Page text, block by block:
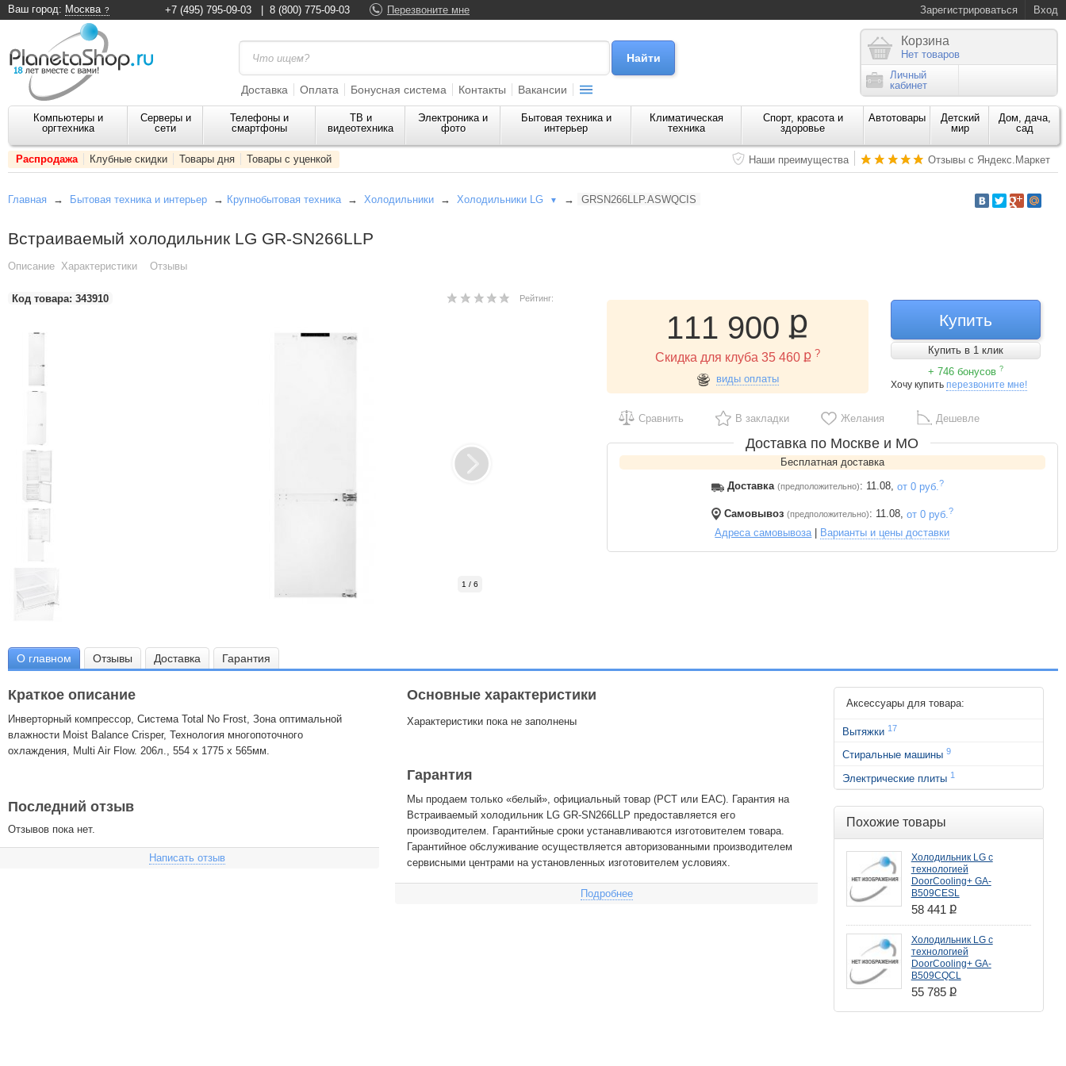
Ваш город: Москва Зарегистрироваться Вход
+7 (495) 795-09-03 8 (800) 775-09-03 Перезвоните мне
Доставка Оплата Бонусная система Контакты Вакансии
Корзина
Нет товаров
Личный
кабинет
Компьютеры и
оргтехника
Серверы и
сети
Телефоны и
смартфоны
ТВ и
видеотехника
Электроника и
фото
Бытовая техника и
интерьер
Климатическая
техника
Спорт, красота и
здоровье
Автотовары
Детский
мир
Дом, дача,
сад
Распродажа Клубные скидки Товары дня Товары с уценкой Наши преимущества Отзывы с Яндекс.Маркет
Главная → Бытовая техника и интерьер → Крупнобытовая техника→ Холодильники → Холодильники LG ▼ → GRSN266LLP.ASWQCIS
Встраиваемый холодильник LG GR-SN266LLP
Описание Характеристики Отзывы
Код товара: 343910 Рейтинг:
1 / 6
111 900ք
Скидка для клуба 35 460 ք ?
виды оплаты
Купить
Купить в 1 клик
+ 746 бонусов ?
Хочу купитьперезвоните мне!
Сравнить В закладки Желания Дешевле
Доставка по Москве и МО
Бесплатная доставка
Доставка (предположительно): 11.08, от 0 руб. ?
Самовывоз (предположительно): 11.08, от 0 руб. ?
Адреса самовывоза| Варианты и цены доставки
О главном Отзывы Доставка Гарантия
Краткое описание
Инверторный компрессор, Система Total No Frost, Зона оптимальной
влажности Moist Balance Crisper, Технология многопоточного
охлаждения, Multi Air Flow. 206л., 554 x 1775 x 565мм.
Последний отзыв
Отзывов пока нет.
Написать отзыв
Основные характеристики
Характеристики пока не заполнены
Гарантия
Мы продаем только «белый», официальный товар (РСТ или EAC). Гарантия на
Встраиваемый холодильник LG GR-SN266LLP предоставляется его
производителем. Гарантийные сроки устанавливаются изготовителем товара.
Гарантийное обслуживание осуществляется авторизованными производителем
сервисными центрами на установленных изготовителем условиях.
Подробнее
Аксессуары для товара:
Вытяжки 17
Стиральные машины9
Электрические плиты 1
Похожие товары
Холодильник LG с
технологией
DoorCooling+ GA-
B509CESL
58 441 ք
Холодильник LG с
технологией
DoorCooling+ GA-
B509CQCL
55 785 ք